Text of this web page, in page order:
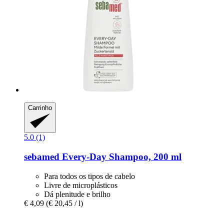
Carrinho
5.0 (1)
sebamed Every-​Day Shampoo, 200 ml
Para todos os tipos de cabelo
Livre de microplásticos
Dá plenitude e brilho
€ 4,09 (€ 20,45 / l)